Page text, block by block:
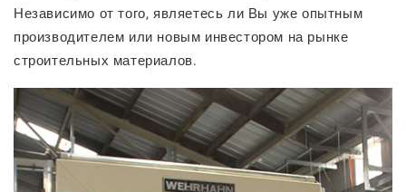
Независимо от того, являетесь ли Вы уже опытным
производителем или новым инвестором на рынке
строительных материалов.